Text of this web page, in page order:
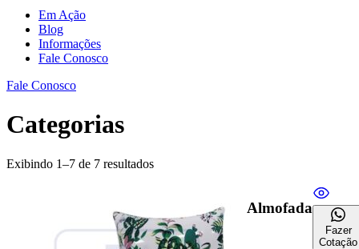
Em Ação
Blog
Informações
Fale Conosco
Fale Conosco
Categorias
Exibindo 1–7 de 7 resultados
Almofada
Fazer
Cotação